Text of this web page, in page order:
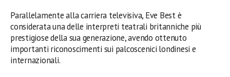
Parallelamente alla carriera televisiva, Eve Best è
considerata una delle interpreti teatrali britanniche più
prestigiose della sua generazione, avendo ottenuto
importanti riconoscimenti sui palcoscenici londinesi e
internazionali.